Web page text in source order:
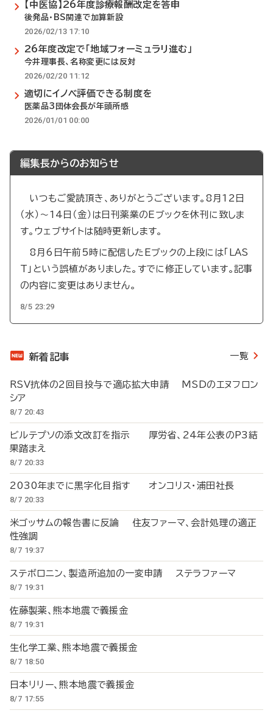
【中医協】26年度診療報酬改定を答申
後発品・BS関連で加算新設
2026/02/13 17:10
26年度改定で「地域フォーミュラリ進む」
今井理事長、名称変更には反対
2026/02/20 11:12
適切にイノベ評価できる制度を
医薬品3団体会長が年頭所感
2026/01/01 00:00
編集長からのお知らせ
いつもご愛読頂き、ありがとうございます。8月12日
（水）～14日（金）は日刊薬業のEブックを休刊に致しま
す。ウェブサイトは随時更新します。
8月6日午前5時に配信したEブックの上段には「LAS
T」という誤植がありました。すでに修正しています。記事
の内容に変更はありません。
8/5 23:29
新着記事 一覧
RSV抗体の2回目投与で適応拡大申請 MSDのエヌフロン
シア
8/7 20:43
ビルテプソの添文改訂を指示 厚労省、24年公表のP3結
果踏まえ
8/7 20:33
2030年までに黒字化目指す オンコリス・浦田社長
8/7 20:33
米ゴッサムの報告書に反論 住友ファーマ、会計処理の適正
性強調
8/7 19:37
ステボロニン、製造所追加の一変申請 ステラファーマ
8/7 19:31
佐藤製薬、熊本地震で義援金
8/7 19:31
生化学工業、熊本地震で義援金
8/7 18:50
日本リリー、熊本地震で義援金
8/7 17:55